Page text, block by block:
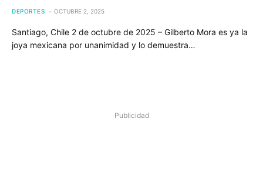
DEPORTES OCTUBRE 2, 2025
Santiago, Chile 2 de octubre de 2025 – Gilberto Mora es ya la
joya mexicana por unanimidad y lo demuestra…
Publicidad